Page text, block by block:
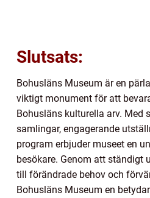
Slutsats:
Bohusläns Museum är en
viktigt monument för att
Bohusläns kulturella arv. Med
samlingar, engagerande
program erbjuder museet en
besökare. Genom att ständigt
till förändrade behov och
Bohusläns Museum en